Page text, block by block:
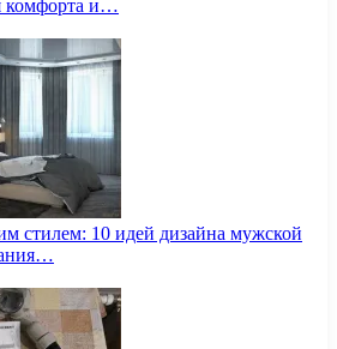
комфорта и…
стилем: 10 идей дизайна мужской